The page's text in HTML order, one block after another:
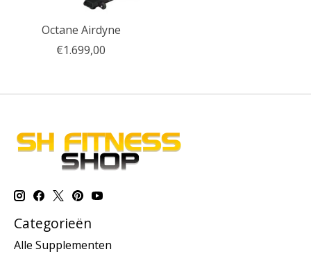
Octane Airdyne
€1.699,00
Categorieën
Alle Supplementen